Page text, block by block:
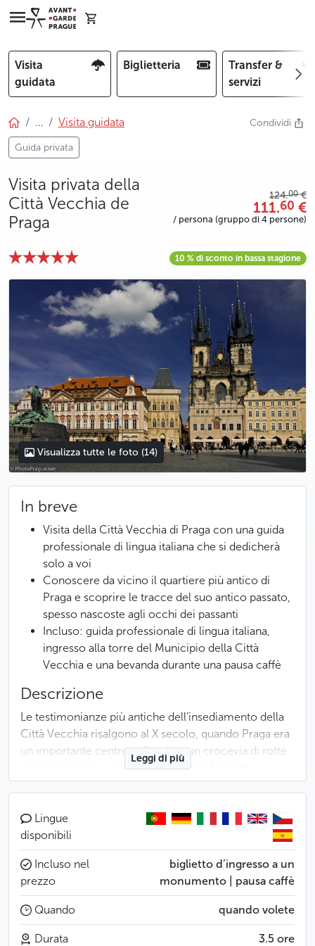
Visita
guidata
Biglietteria
Transfer &
servizi
… Visita guidata
Guida privata
Condividi
Visita privata della
Città Vecchia de
Praga
124.00€
111.60 €
/ persona (gruppo di 4 persone)
10 % di sconto in bassa stagione
photo 5
photo 6
photo 7
photo 8
photo 9
photo 10
photo 11
photo 12
photo 13
photo 14
Visualizza tutte le foto (14)
In breve
Visita della Città Vecchia di Praga con una guida
professionale di lingua italiana che si dedicherà
solo a voi
Conoscere da vicino il quartiere più antico di
Praga e scoprire le tracce del suo antico passato,
spesso nascoste agli occhi dei passanti
Incluso: guida professionale di lingua italiana,
ingresso alla torre del Municipio della Città
Vecchia e una bevanda durante una pausa caffè
Descrizione
Le testimonianze più antiche dell’insediamento della
Città Vecchia risalgono al X secolo, quando Praga era
un importante centro culturale e un crocevia di rotte
commerciali. Lo sviluppo urbano si è formato
spontaneamente su entrambe le sponde del fiume
Gradualmente è emersa una rete di strade strette e
tortuose, passaggi segreti e cortili nascosti, che si è
conservata fino ad oggi.
Al centro di questo labirinto si trova la Piazza della
Città Vecchia con il suo famoso Orologio
Astronomico, molti palazzi medievali ricostruiti in
stile barocco e le due torri della Cattedrale di Týn.
Leggi di più
Lingue
disponibili
Incluso nel
prezzo
biglietto d’ingresso a un
monumento | pausa caffè
Quando quando volete
Durata 3.5 ore